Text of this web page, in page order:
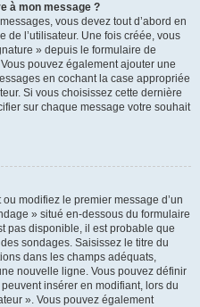
à mon message ?
vous devez tout d’abord en
l’utilisateur. Une fois créée, vous
» depuis le formulaire de
pouvez également ajouter une
en cochant la case appropriée
Si vous choisissez cette dernière
sur chaque message votre souhait
modifiez le premier message d’un
» situé en-dessous du formulaire
pas disponible, il est probable que
sondages. Saisissez le titre du
dans les champs adéquats,
nouvelle ligne. Vous pouvez définir
insérer en modifiant, lors du
». Vous pouvez également